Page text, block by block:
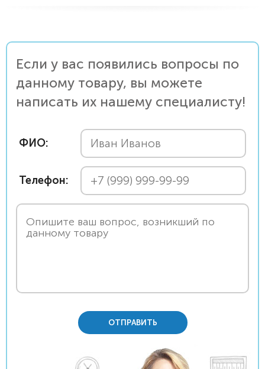
Если у вас появились вопросы по
данному товару, вы можете
написать их нашему специалисту!
ФИО:
Телефон:
ОТПРАВИТЬ